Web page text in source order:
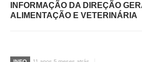
INFORMAÇÃO DA DIREÇÃO
ALIMENTAÇÃO E VETERINÁRIA